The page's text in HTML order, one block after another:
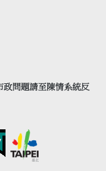
政問題請至陳情系統反